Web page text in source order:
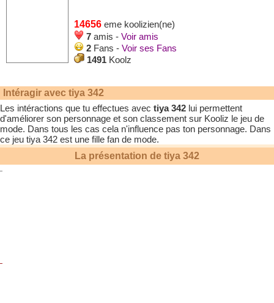
14656 eme koolizien(ne)
7 amis - Voir amis
2 Fans - Voir ses Fans
1491 Koolz
Intéragir avec tiya 342
Les intéractions que tu effectues avec tiya 342 lui permettent
d'améliorer son personnage et son classement sur Kooliz le jeu de
mode. Dans tous les cas cela n'influence pas ton personnage. Dans
ce jeu tiya 342 est une fille fan de mode.
La présentation de tiya 342